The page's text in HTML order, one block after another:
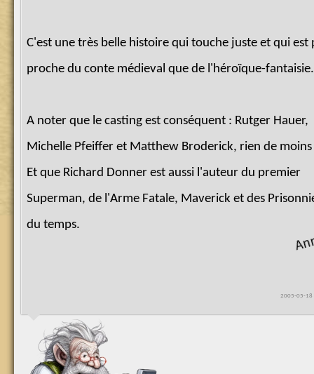
C'est une très belle histoire qui touche juste et qui est
proche du conte médieval que de l'héroïque-fantaisie.
A noter que le casting est conséquent : Rutger Hauer,
Michelle Pfeiffer et Matthew Broderick, rien de
Et que Richard Donner est aussi l'auteur du premier
Superman, de l'Arme Fatale, Maverick et des
du temps.
A
n
n
o
2005-05-18